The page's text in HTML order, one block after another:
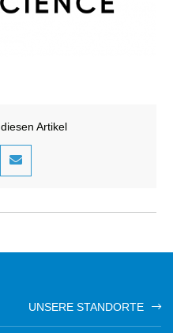
Artikel
UNSERE STANDORTE